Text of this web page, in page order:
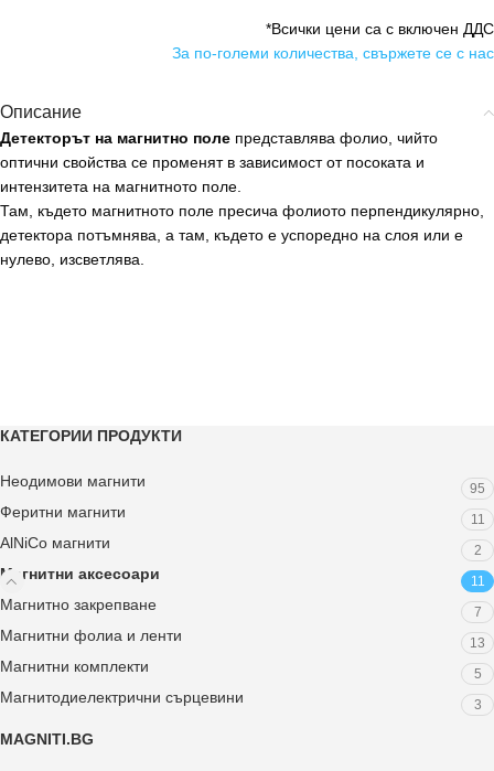
*Всички цени са с включен ДДС
За по-големи количества, свържете се с нас
Описание
Детекторът на магнитно поле представлява фолио, чийто
оптични свойства се променят в зависимост от посоката и
интензитета на магнитното поле.
Там, където магнитното поле пресича фолиото перпендикулярно,
детектора потъмнява, а там, където е успоредно на слоя или е
нулево, изсветлява.
КАТЕГОРИИ ПРОДУКТИ
Неодимови магнити 95
Феритни магнити 11
AlNiCo магнити 2
Магнитни аксесоари 11
Магнитно закрепване 7
Магнитни фолиа и ленти 13
Магнитни комплекти 5
Магнитодиелектрични сърцевини 3
MAGNITI.BG